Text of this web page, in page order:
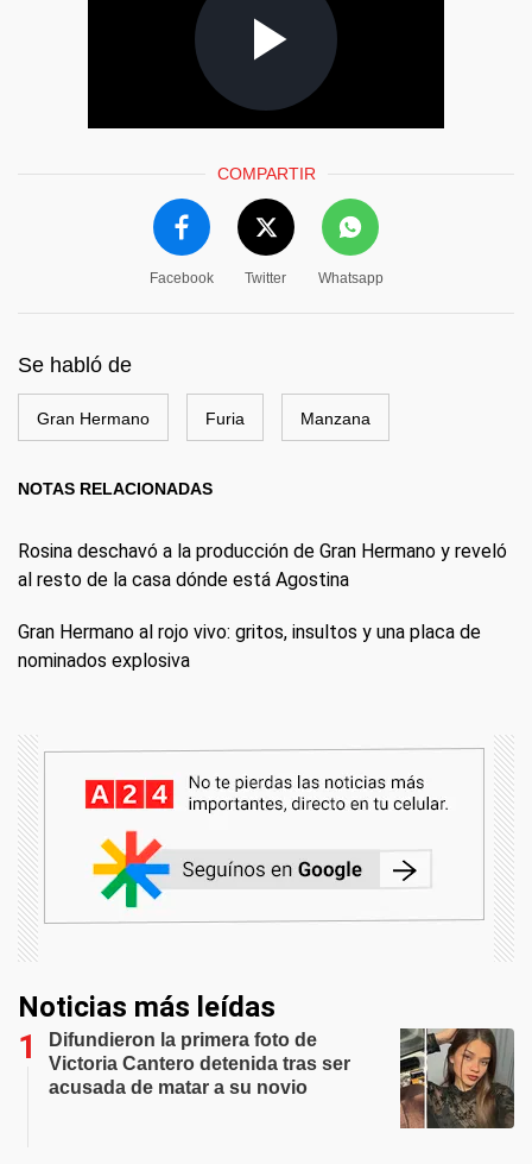
COMPARTIR
Facebook Twitter Whatsapp
Se habló de
Gran Hermano Furia Manzana
NOTAS RELACIONADAS
Rosina deschavó a la producción de Gran Hermano y reveló
al resto de la casa dónde está Agostina
Gran Hermano al rojo vivo: gritos, insultos y una placa de
nominados explosiva
Noticias más leídas
Difundieron la primera foto de
Victoria Cantero detenida tras ser
acusada de matar a su novio